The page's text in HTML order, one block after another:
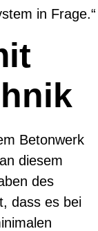
in Frage.“
Betonwerk
diesem
des
dass es bei